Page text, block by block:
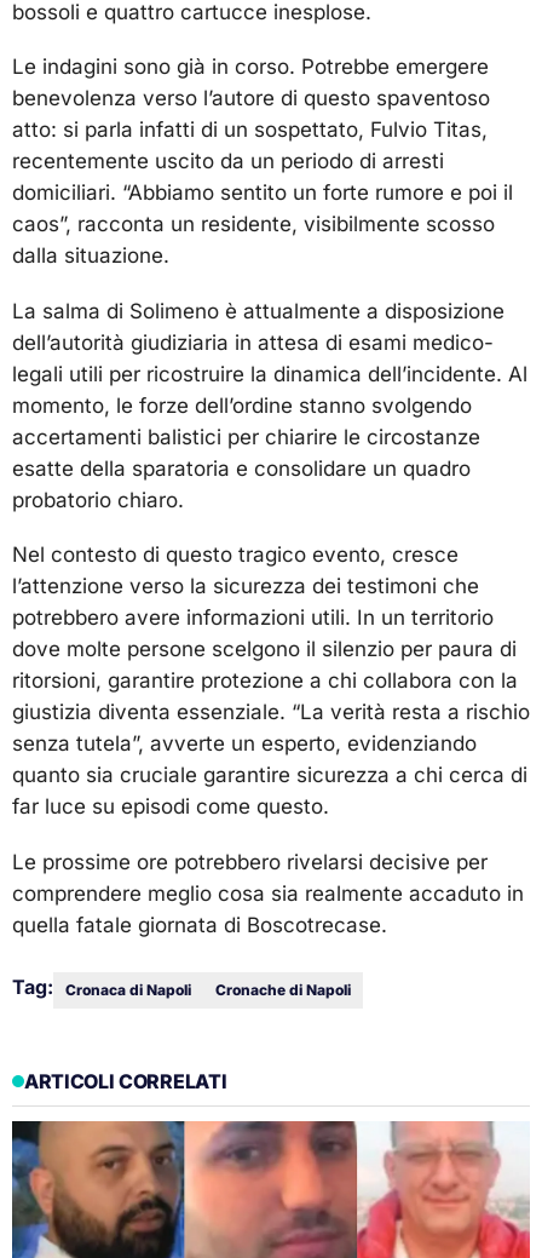
bossoli e quattro cartucce inesplose.
Le indagini sono già in corso. Potrebbe emergere
benevolenza verso l’autore di questo spaventoso
atto: si parla infatti di un sospettato, Fulvio Titas,
recentemente uscito da un periodo di arresti
domiciliari. “Abbiamo sentito un forte rumore e poi il
caos”, racconta un residente, visibilmente scosso
dalla situazione.
La salma di Solimeno è attualmente a disposizione
dell’autorità giudiziaria in attesa di esami medico-
legali utili per ricostruire la dinamica dell’incidente. Al
momento, le forze dell’ordine stanno svolgendo
accertamenti balistici per chiarire le circostanze
esatte della sparatoria e consolidare un quadro
probatorio chiaro.
Nel contesto di questo tragico evento, cresce
l’attenzione verso la sicurezza dei testimoni che
potrebbero avere informazioni utili. In un territorio
dove molte persone scelgono il silenzio per paura di
ritorsioni, garantire protezione a chi collabora con la
giustizia diventa essenziale. “La verità resta a rischio
senza tutela”, avverte un esperto, evidenziando
quanto sia cruciale garantire sicurezza a chi cerca di
far luce su episodi come questo.
Le prossime ore potrebbero rivelarsi decisive per
comprendere meglio cosa sia realmente accaduto in
quella fatale giornata di Boscotrecase.
Tag: Cronaca di Napoli Cronache di Napoli
ARTICOLI CORRELATI